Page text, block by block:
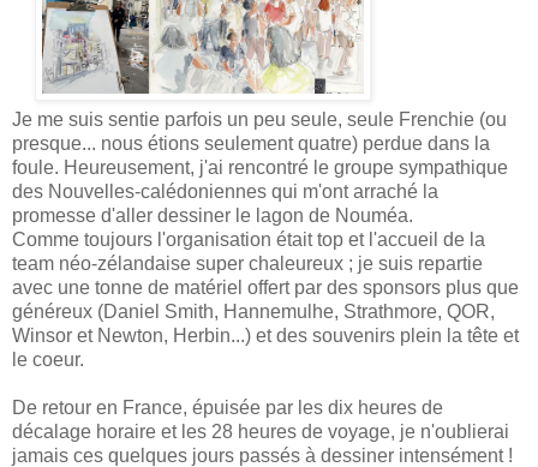
Je me suis sentie parfois un peu seule, seule Frenchie (ou
presque... nous étions seulement quatre) perdue dans la
foule. Heureusement, j'ai rencontré le groupe sympathique
des Nouvelles-calédoniennes qui m'ont arraché la
promesse d'aller dessiner le lagon de Nouméa.
Comme toujours l'organisation était top et l'accueil de la
team néo-zélandaise super chaleureux ; je suis repartie
avec une tonne de matériel offert par des sponsors plus que
généreux (Daniel Smith, Hannemulhe, Strathmore, QOR,
Winsor et Newton, Herbin...) et des souvenirs plein la tête et
le coeur.
De retour en France, épuisée par les dix heures de
décalage horaire et les 28 heures de voyage, je n'oublierai
jamais ces quelques jours passés à dessiner intensément !